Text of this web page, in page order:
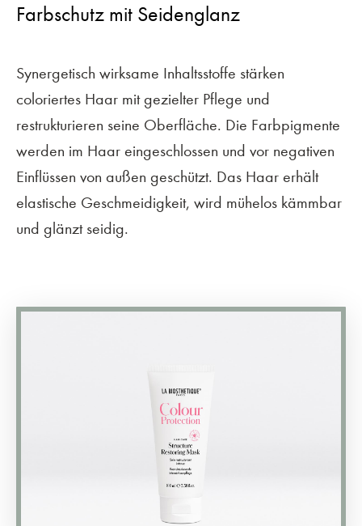
Farbschutz mit Seidenglanz
Synergetisch wirksame Inhaltsstoffe stärken
coloriertes Haar mit gezielter Pflege und
restrukturieren seine Oberfläche. Die Farbpigmente
werden im Haar eingeschlossen und vor negativen
Einflüssen von außen geschützt. Das Haar erhält
elastische Geschmeidigkeit, wird mühelos kämmbar
und glänzt seidig.